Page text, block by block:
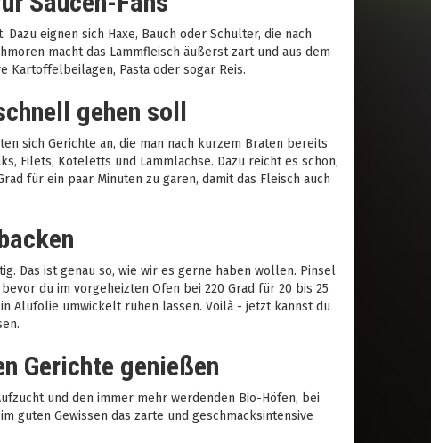
eignen sich Haxe, Bauch oder Schulter, die nach
macht das Lammfleisch äußerst zart und aus dem
Kartoffelbeilagen, Pasta oder sogar Reis.
gehen soll
sich Gerichte an, die man nach kurzem Braten bereits
Filets, Koteletts und Lammlachse. Dazu reicht es schon,
für ein paar Minuten zu garen, damit das Fleisch auch
Das ist genau so, wie wir es gerne haben wollen. Pinsel
du im vorgeheizten Ofen bei 220 Grad für 20 bis 25
Alufolie umwickelt ruhen lassen. Voilà - jetzt kannst du
Gerichte genießen
und den immer mehr werdenden Bio-Höfen, bei
guten Gewissen das zarte und geschmacksintensive